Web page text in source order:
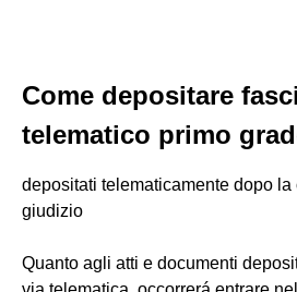
Come depositare
telematico primo
depositati telematicamente dopo la
giudizio
Quanto agli atti e documenti